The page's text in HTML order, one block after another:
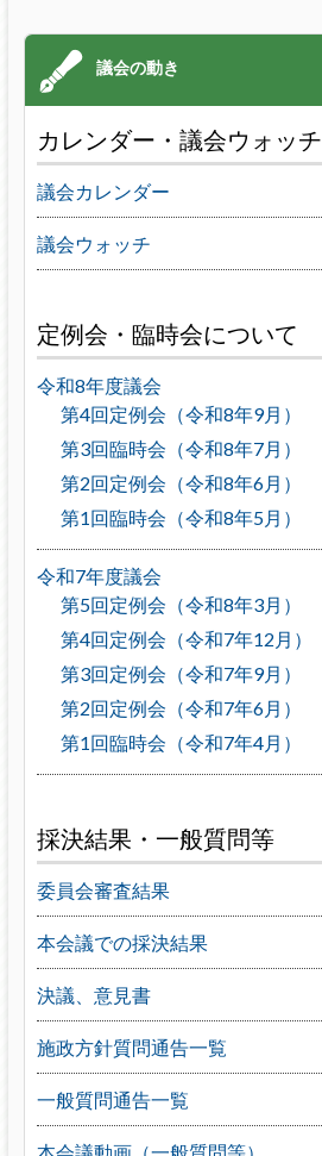
カレンダー・議会ウォッチ
議会カレンダー
議会ウォッチ
定例会・臨時会について
令和8年度議会
第4回定例会（令和8年9月）
第3回臨時会（令和8年7月）
第2回定例会（令和8年6月）
第1回臨時会（令和8年5月）
令和7年度議会
第5回定例会（令和8年3月）
第4回定例会（令和7年12月）
第3回定例会（令和7年9月）
第2回定例会（令和7年6月）
第1回臨時会（令和7年4月）
採決結果・一般質問等
委員会審査結果
本会議での採決結果
決議、意見書
施政方針質問通告一覧
一般質問通告一覧